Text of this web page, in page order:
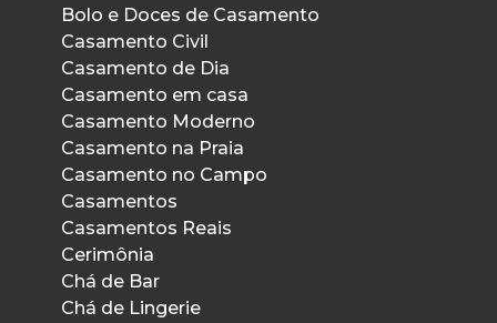
Bolo e Doces de Casamento
Casamento Civil
Casamento de Dia
Casamento em casa
Casamento Moderno
Casamento na Praia
Casamento no Campo
Casamentos
Casamentos Reais
Cerimônia
Chá de Bar
Chá de Lingerie